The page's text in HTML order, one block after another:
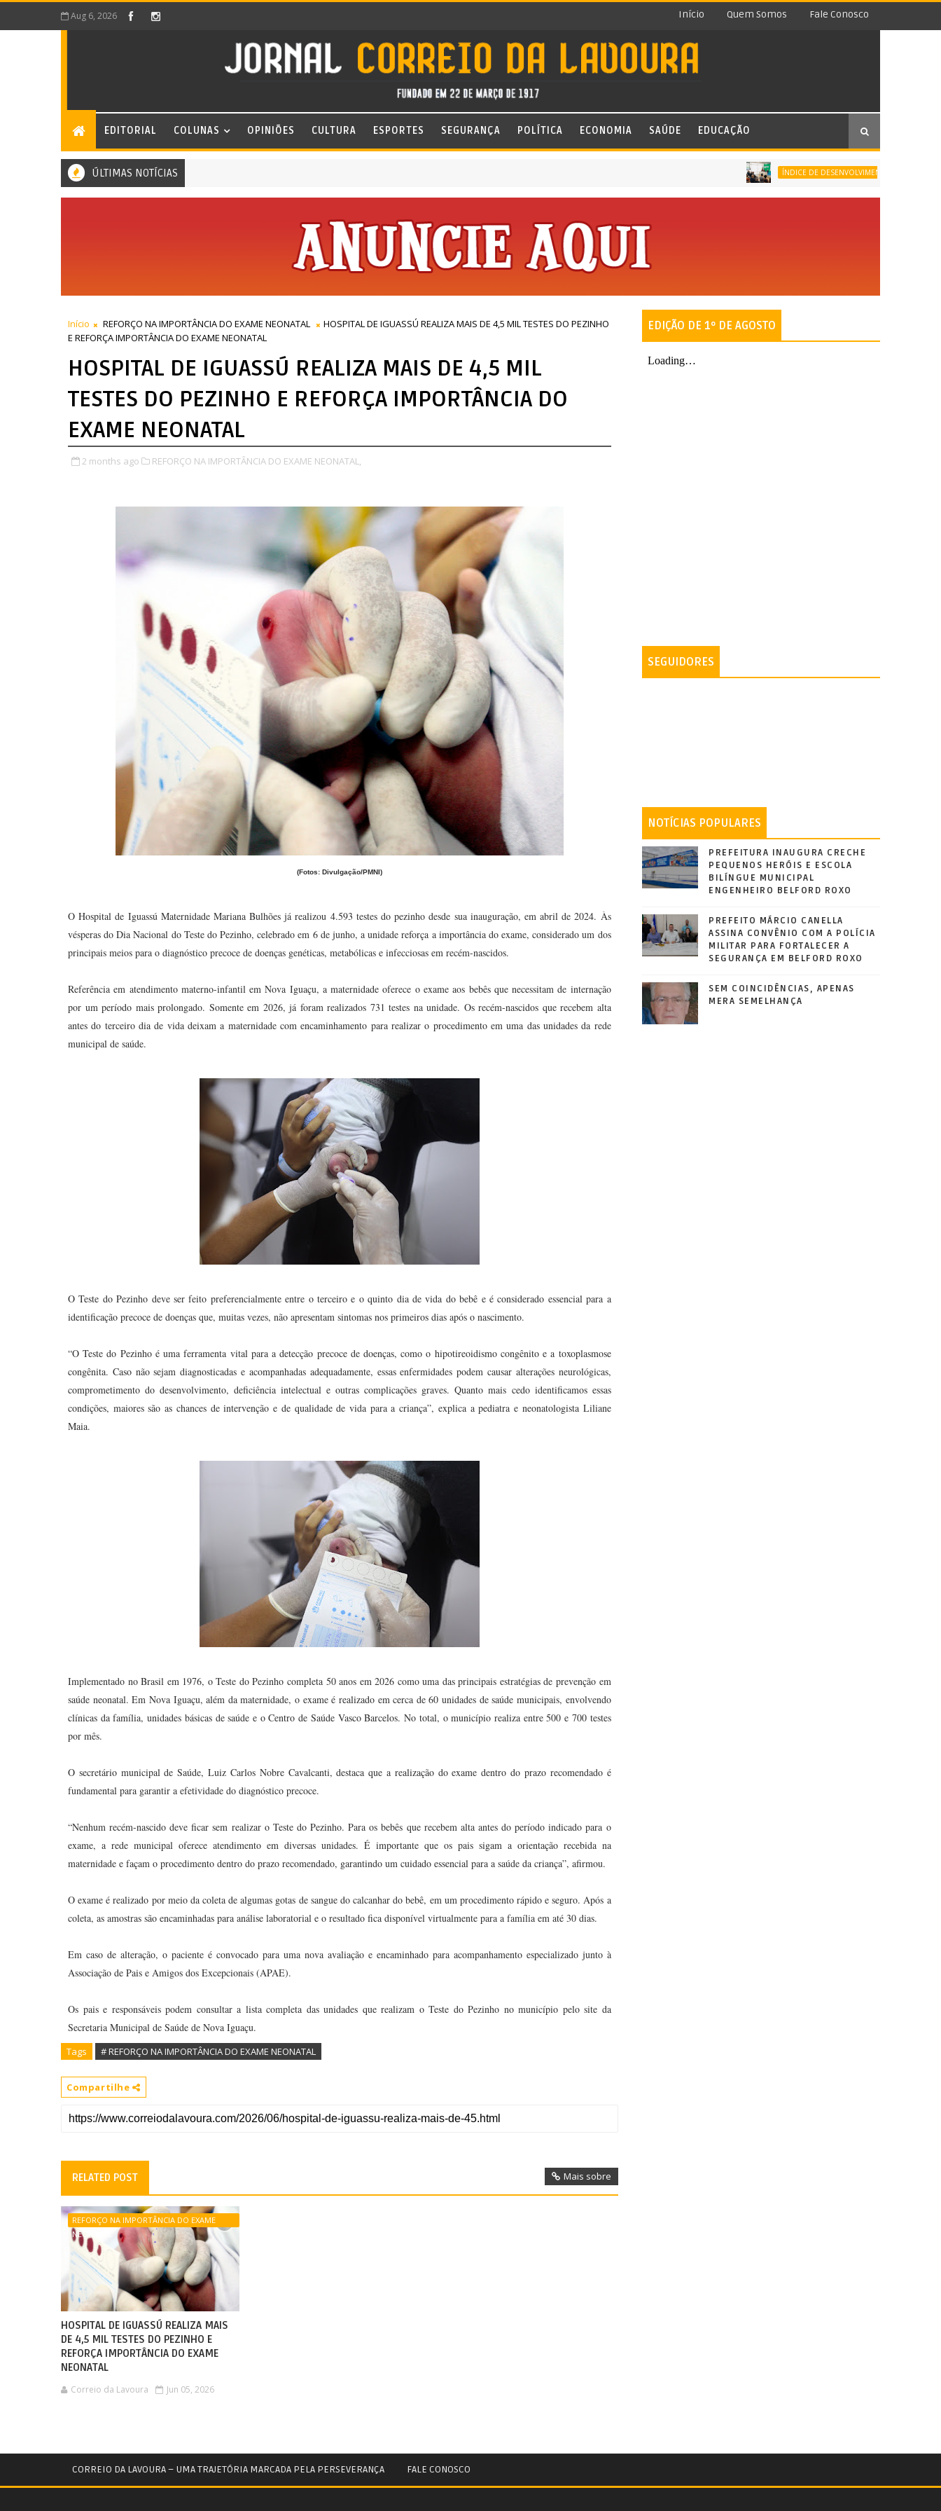
Aug 6, 2026 Início Quem Somos Fale Conosco
EDITORIAL COLUNAS OPINIÕES CULTURA ESPORTES SEGURANÇA POLÍTICA ECONOMIA SAÚDE EDUCAÇÃO
ÚLTIMAS NOTÍCIAS ÍNDICE DE DESENVOLVIMENTO DA EDUCAÇÃO BÁSICA
Início REFORÇO NA IMPORTÂNCIA DO EXAME NEONATAL
HOSPITAL DE IGUASSÚ REALIZA MAIS DE 4,5 MIL TESTES DO PEZINHO
E REFORÇA IMPORTÂNCIA DO EXAME NEONATAL
HOSPITAL DE IGUASSÚ REALIZA MAIS DE 4,5 MIL
TESTES DO PEZINHO E REFORÇA IMPORTÂNCIA DO
EXAME NEONATAL
2 months ago REFORÇO NA IMPORTÂNCIA DO EXAME NEONATAL,
(Fotos: Divulgação/PMNI)
O Hospital de Iguassú Maternidade Mariana Bulhões já realizou 4.593 testes do pezinho desde sua inauguração, em abril de 2024. Às
vésperas do Dia Nacional do Teste do Pezinho, celebrado em 6 de junho, a unidade reforça a importância do exame, considerado um dos
principais meios para o diagnóstico precoce de doenças genéticas, metabólicas e infecciosas em recém-nascidos.
Referência em atendimento materno-infantil em Nova Iguaçu, a maternidade oferece o exame aos bebês que necessitam de internação
por um período mais prolongado. Somente em 2026, já foram realizados 731 testes na unidade. Os recém-nascidos que recebem alta
antes do terceiro dia de vida deixam a maternidade com encaminhamento para realizar o procedimento em uma das unidades da rede
municipal de saúde.
O Teste do Pezinho deve ser feito preferencialmente entre o terceiro e o quinto dia de vida do bebê e é considerado essencial para a
identificação precoce de doenças que, muitas vezes, não apresentam sintomas nos primeiros dias após o nascimento.
“O Teste do Pezinho é uma ferramenta vital para a detecção precoce de doenças, como o hipotireoidismo congênito e a toxoplasmose
congênita. Caso não sejam diagnosticadas e acompanhadas adequadamente, essas enfermidades podem causar alterações neurológicas,
comprometimento do desenvolvimento, deficiência intelectual e outras complicações graves. Quanto mais cedo identificamos essas
condições, maiores são as chances de intervenção e de qualidade de vida para a criança”, explica a pediatra e neonatologista Liliane
Maia.
Implementado no Brasil em 1976, o Teste do Pezinho completa 50 anos em 2026 como uma das principais estratégias de prevenção em
saúde neonatal. Em Nova Iguaçu, além da maternidade, o exame é realizado em cerca de 60 unidades de saúde municipais, envolvendo
clínicas da família, unidades básicas de saúde e o Centro de Saúde Vasco Barcelos. No total, o município realiza entre 500 e 700 testes
por mês.
O secretário municipal de Saúde, Luiz Carlos Nobre Cavalcanti, destaca que a realização do exame dentro do prazo recomendado é
fundamental para garantir a efetividade do diagnóstico precoce.
“Nenhum recém-nascido deve ficar sem realizar o Teste do Pezinho. Para os bebês que recebem alta antes do período indicado para o
exame, a rede municipal oferece atendimento em diversas unidades. É importante que os pais sigam a orientação recebida na
maternidade e façam o procedimento dentro do prazo recomendado, garantindo um cuidado essencial para a saúde da criança”, afirmou.
O exame é realizado por meio da coleta de algumas gotas de sangue do calcanhar do bebê, em um procedimento rápido e seguro. Após a
coleta, as amostras são encaminhadas para análise laboratorial e o resultado fica disponível virtualmente para a família em até 30 dias.
Em caso de alteração, o paciente é convocado para uma nova avaliação e encaminhado para acompanhamento especializado junto à
Associação de Pais e Amigos dos Excepcionais (APAE).
Os pais e responsáveis podem consultar a lista completa das unidades que realizam o Teste do Pezinho no município pelo site da
Secretaria Municipal de Saúde de Nova Iguaçu.
Tags # REFORÇO NA IMPORTÂNCIA DO EXAME NEONATAL
Compartilhe
RELATED POST Mais sobre
REFORÇO NA IMPORTÂNCIA DO EXAME
NEONATAL
HOSPITAL DE IGUASSÚ REALIZA MAIS
DE 4,5 MIL TESTES DO PEZINHO E
REFORÇA IMPORTÂNCIA DO EXAME
NEONATAL
Correio da Lavoura Jun 05, 2026
EDIÇÃO DE 1º DE AGOSTO
SEGUIDORES
NOTÍCIAS POPULARES
PREFEITURA INAUGURA CRECHE
PEQUENOS HERÓIS E ESCOLA
BILÍNGUE MUNICIPAL
ENGENHEIRO BELFORD ROXO
PREFEITO MÁRCIO CANELLA
ASSINA CONVÊNIO COM A POLÍCIA
MILITAR PARA FORTALECER A
SEGURANÇA EM BELFORD ROXO
SEM COINCIDÊNCIAS, APENAS
MERA SEMELHANÇA
CORREIO DA LAVOURA – UMA TRAJETÓRIA MARCADA PELA PERSEVERANÇA FALE CONOSCO